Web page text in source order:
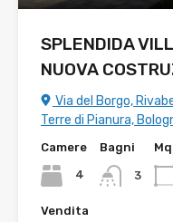
SPLENDIDA
NUOVA
Via del Borgo,
Terre di Pianura,
Camere
4
Bagni
3
Mq
Vendita